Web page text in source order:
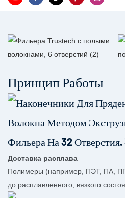
Принцип Работы
Доставка расплава
Полимеры (например, ПЭТ, ПА,
до расплавленного, вязкого